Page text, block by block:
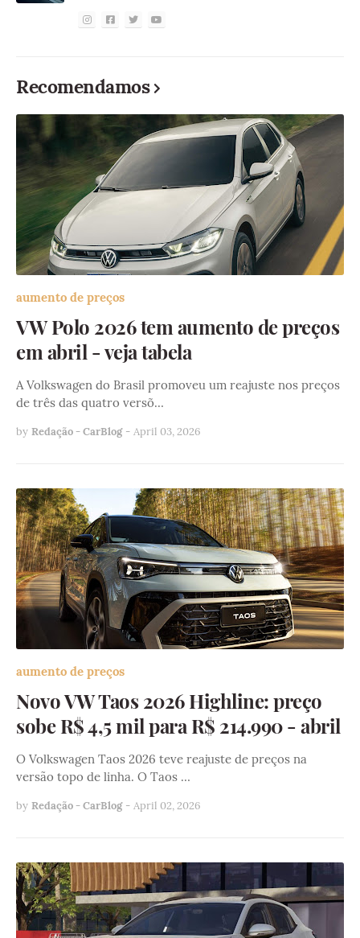
Recomendamos
aumento de preços
VW Polo 2026 tem aumento de preços
em abril - veja tabela
A Volkswagen do Brasil promoveu um reajuste nos preços
de três das quatro versõ…
by Redação - CarBlog - April 03, 2026
aumento de preços
Novo VW Taos 2026 Highline: preço
sobe R$ 4,5 mil para R$ 214.990 - abril
O Volkswagen Taos 2026 teve reajuste de preços na
versão topo de linha. O Taos …
by Redação - CarBlog - April 02, 2026